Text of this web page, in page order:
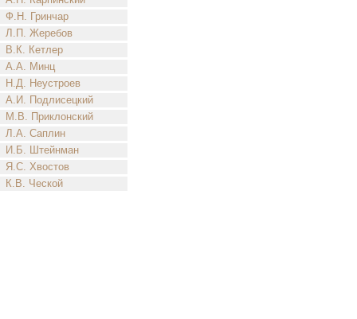
Ф.Н. Гринчар
Л.П. Жеребов
В.К. Кетлер
А.А. Минц
Н.Д. Неустроев
А.И. Подлисецкий
М.В. Приклонский
Л.А. Саплин
И.Б. Штейнман
Я.С. Хвостов
К.В. Ческой